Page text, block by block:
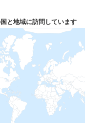
と地域に訪問しています